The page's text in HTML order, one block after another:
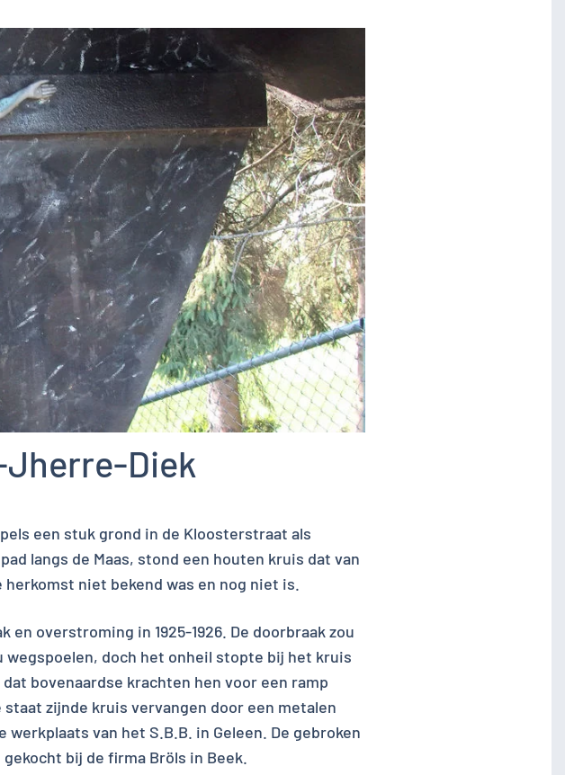
Jherre-Diek
een stuk grond in de Kloosterstraat als
langs de Maas, stond een houten kruis dat van
niet bekend was en nog niet is.
overstroming in 1925-1926. De doorbraak zou
wegspoelen, doch het onheil stopte bij het kruis
bovenaardse krachten hen voor een ramp
zijnde kruis vervangen door een metalen
van het S.B.B. in Geleen. De gebroken
bij de firma Bröls in Beek.